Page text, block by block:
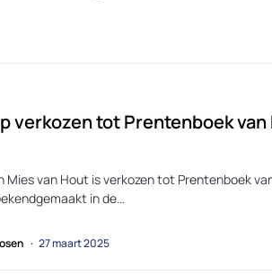
verkozen tot Prentenboek van
Mies van Hout is verkozen tot Prentenboek
in de…
27 maart 2025